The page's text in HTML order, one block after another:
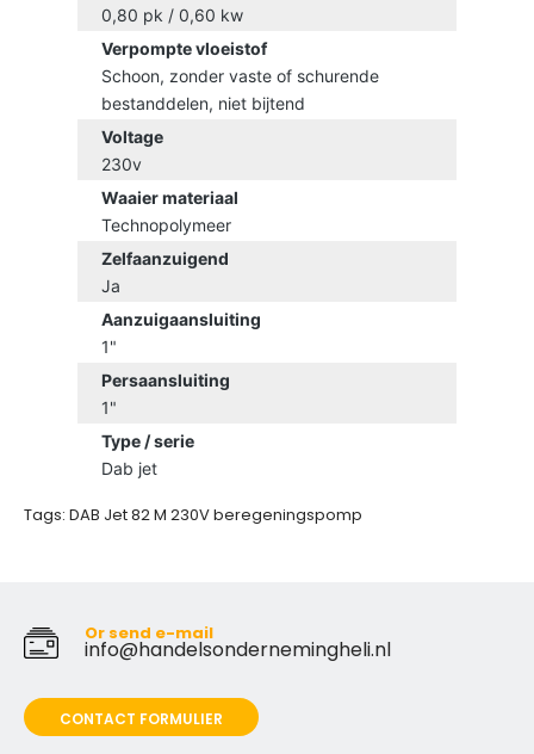
0,80 pk / 0,60 kw
Verpompte vloeistof
Schoon, zonder vaste of schurende
bestanddelen, niet bijtend
Voltage
230v
Waaier materiaal
Technopolymeer
Zelfaanzuigend
Ja
Aanzuigaansluiting
1"
Persaansluiting
1"
Type / serie
Dab jet
Tags: DAB Jet 82 M 230V beregeningspomp
Or send e-mail
info@handelsondernemingheli.nl
CONTACT FORMULIER